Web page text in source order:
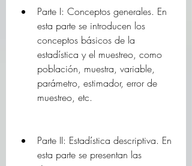
Parte I: Conceptos generales. En
esta parte se introducen los
conceptos básicos de la
estadística y el muestreo, como
población, muestra, variable,
parámetro, estimador, error de
muestreo, etc.
Parte II: Estadística descriptiva. En
esta parte se presentan las